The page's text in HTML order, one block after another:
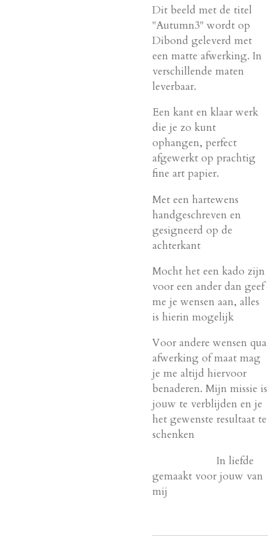
Dit beeld met de titel
"Autumn3" wordt op
Dibond geleverd met
een matte afwerking. In
verschillende maten
leverbaar.
Een kant en klaar werk
die je zo kunt
ophangen, perfect
afgewerkt op prachtig
fine art papier.
Met een hartewens
handgeschreven en
gesigneerd op de
achterkant
Mocht het een kado zijn
voor een ander dan geef
me je wensen aan, alles
is hierin mogelijk
Voor andere wensen qua
afwerking of maat mag
je me altijd hiervoor
benaderen. Mijn missie is
jouw te verblijden en je
het gewenste resultaat te
schenken
In liefde
gemaakt voor jouw van
mij